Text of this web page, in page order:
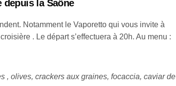
la Saône
Notamment le Vaporetto qui vous invite à
. Le départ s’effectuera à 20h. Au menu :
, olives, crackers aux graines, focaccia, caviar de